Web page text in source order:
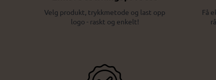
Velg produkt, trykkmetode og last opp
logo - raskt og enkelt!
Få